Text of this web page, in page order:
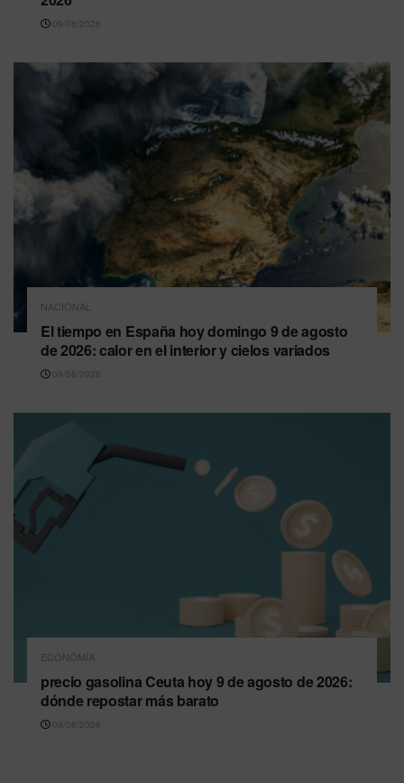
09/08/2026
NACIONAL
El tiempo en España hoy domingo 9 de agosto
de 2026: calor en el interior y cielos variados
09/08/2026
ECONOMÍA
precio gasolina Ceuta hoy 9 de agosto de 2026:
dónde repostar más barato
09/08/2026